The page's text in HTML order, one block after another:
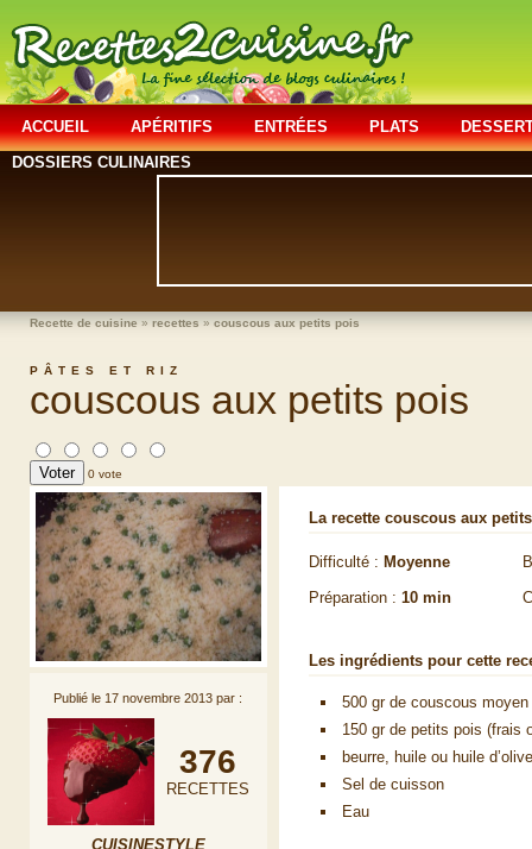
ACCUEIL APÉRITIFS ENTRÉES PLATS
DOSSIERS CULINAIRES
Recette de cuisine » recettes » couscous aux petits pois
PÂTES ET RIZ
couscous aux petits pois
0 vote
La recette couscous aux
Difficulté : Moyenne
Préparation : 10 min
Les ingrédients pour cette
500 gr de couscous moyen
150 gr de petits pois (frais
beurre, huile ou huile
Sel de cuisson
Eau
Publié le 17 novembre 2013par :
376
RECETTES
CUISINESTYLE